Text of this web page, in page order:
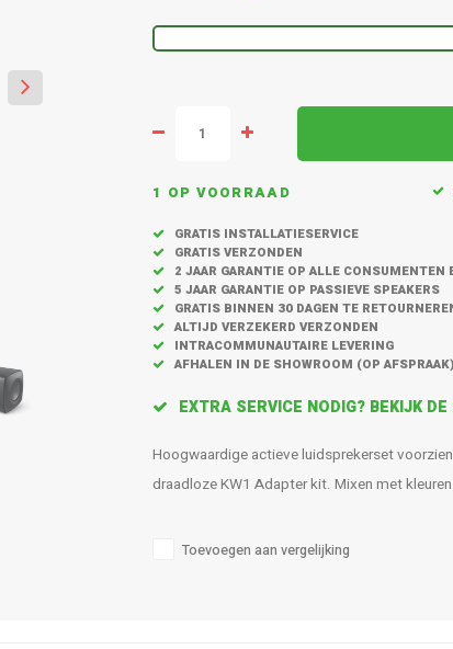
1 OP VOORRAAD
GRATIS INSTALLATIESERVICE
GRATIS VERZONDEN
2 JAAR GARANTIE OP ALLE CONSUMENTEN
5 JAAR GARANTIE OP PASSIEVE SPEAKERS
GRATIS BINNEN 30 DAGEN TE
ALTIJD VERZEKERD VERZONDEN
INTRACOMMUNAUTAIRE LEVERING
AFHALEN IN DE SHOWROOM (OP AFSPRAAK)
EXTRA SERVICE NODIG? BEKIJK
Hoogwaardige actieve luidsprekerset
draadloze KW1 Adapter kit. Mixen met
Toevoegen aan vergelijking